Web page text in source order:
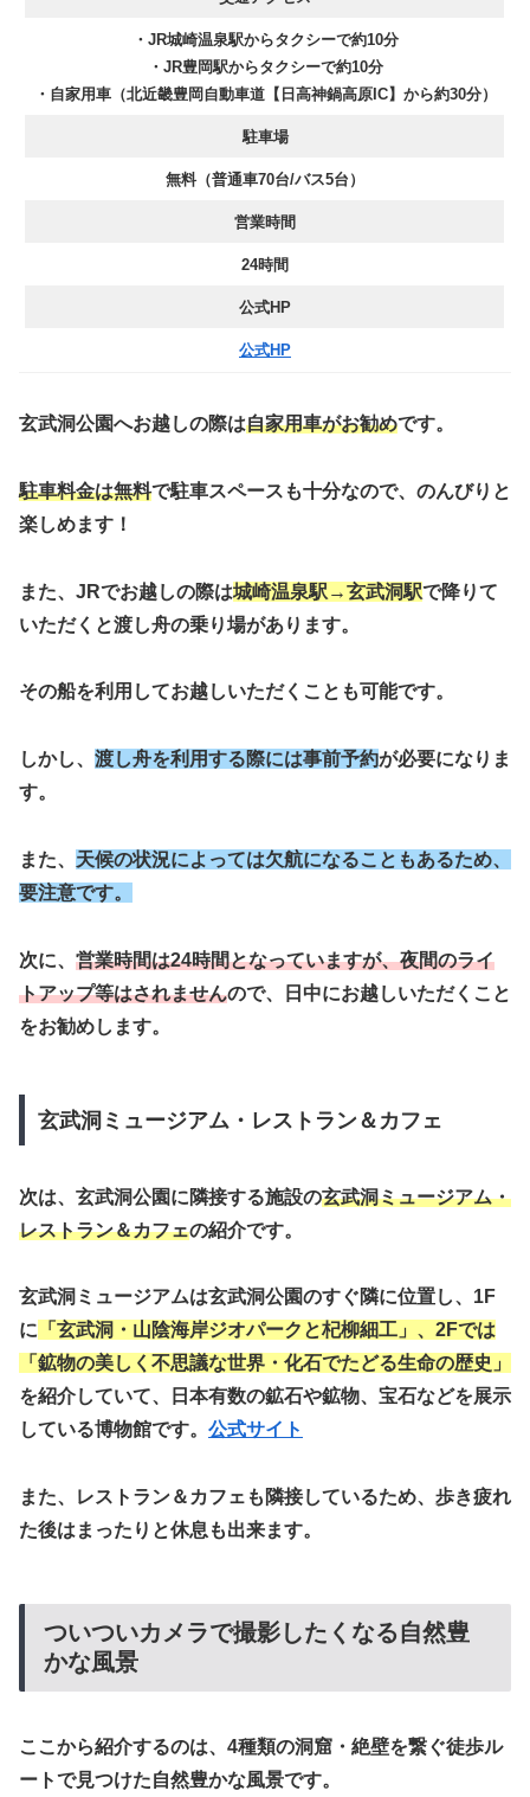
・JR城崎温泉駅からタクシーで約10分
・JR豊岡駅からタクシーで約10分
・自家用車（北近畿豊岡自動車道【日高神鍋高原IC】から約30分）
駐車場
無料（普通車70台/バス5台）
営業時間
24時間
公式HP
公式HP
玄武洞公園へお越しの際は自家用車がお勧めです。
駐車料金は無料で駐車スペースも十分なので、のんびりと
楽しめます！
また、JRでお越しの際は城崎温泉駅→玄武洞駅で降りて
いただくと渡し舟の乗り場があります。
その船を利用してお越しいただくことも可能です。
しかし、 渡し舟を利用する際には事前予約が必要になりま
す。
また、 天候の状況によっては欠航になることもあるため、
要注意です。
次に、 営業時間は24時間となっていますが、夜間のライ
トアップ等はされませんので、日中にお越しいただくこと
をお勧めします。
玄武洞ミュージアム・レストラン＆カフェ
次は、玄武洞公園に隣接する施設の玄武洞ミュージアム・
レストラン＆カフェの紹介です。
玄武洞ミュージアムは玄武洞公園のすぐ隣に位置し、1F
に 「玄武洞・山陰海岸ジオパークと杞柳細工」、2Fでは
「鉱物の美しく不思議な世界・化石でたどる生命の歴史」
を紹介していて、日本有数の鉱石や鉱物、宝石などを展示
している博物館です。 公式サイト
また、レストラン＆カフェも隣接しているため、歩き疲れ
た後はまったりと休息も出来ます。
ついついカメラで撮影したくなる自然豊
かな風景
ここから紹介するのは、4種類の洞窟・絶壁を繋ぐ徒歩ル
ートで見つけた自然豊かな風景です。